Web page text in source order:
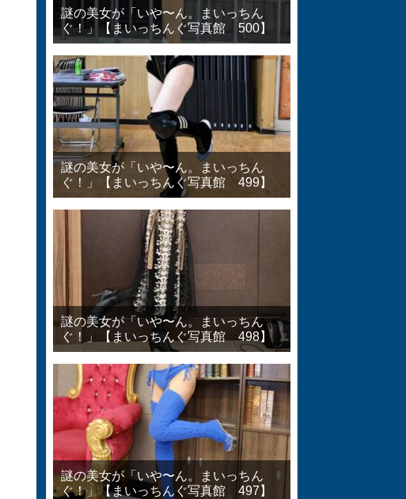
謎の美女が「いや〜ん。まいっちん
ぐ！」【まいっちんぐ写真館 500】
謎の美女が「いや〜ん。まいっちん
ぐ！」【まいっちんぐ写真館 499】
謎の美女が「いや〜ん。まいっちん
ぐ！」【まいっちんぐ写真館 498】
謎の美女が「いや〜ん。まいっちん
ぐ！」【まいっちんぐ写真館 497】